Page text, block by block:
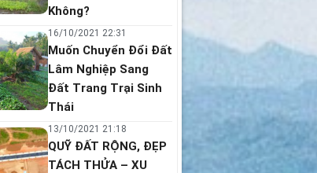
Không?
16/10/2021 22:31
Muốn Chuyển Đổi Đất
Lâm Nghiệp Sang
Đất Trang Trại Sinh
Thái
13/10/2021 21:18
QUỸ ĐẤT RỘNG, ĐẸP
TÁCH THỬA – XU